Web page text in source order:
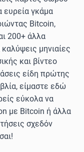
ευρεία γκάμα
Bitcoin,
200+ άλλα
μηνιαίες
και βίντεο
είδη πρώτης
είμαστε εδώ
εύκολα να
με Bitcoin ή άλλα
σχεδόν